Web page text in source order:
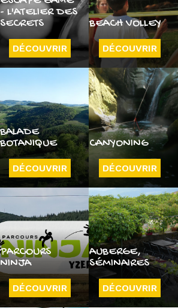
- L'ATELIER DES
SECRETS
DÉCOUVRIR
BEACH VOLLEY
DÉCOUVRIR
BALADE
BOTANIQUE
DÉCOUVRIR
CANYONING
DÉCOUVRIR
PARCOURS
NINJA
DÉCOUVRIR
AUBERGE,
SÉMINAIRES
DÉCOUVRIR